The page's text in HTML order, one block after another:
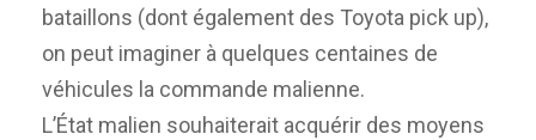
bataillons (dont également des Toyota pick up),
on peut imaginer à quelques centaines de
véhicules la commande malienne.
L’État malien souhaiterait acquérir des moyens